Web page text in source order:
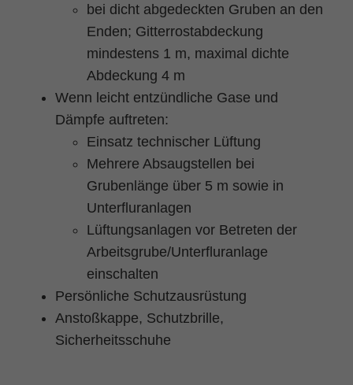
bei dicht abgedeckten Gruben an den
Enden; Gitterrostabdeckung
mindestens 1 m, maximal dichte
Abdeckung 4 m
Wenn leicht entzündliche Gase und
Dämpfe auftreten:
Einsatz technischer Lüftung
Mehrere Absaugstellen bei
Grubenlänge über 5 m sowie in
Unterfluranlagen
Lüftungsanlagen vor Betreten der
Arbeitsgrube/Unterfluranlage
einschalten
Persönliche Schutzausrüstung
Anstoßkappe, Schutzbrille,
Sicherheitsschuhe